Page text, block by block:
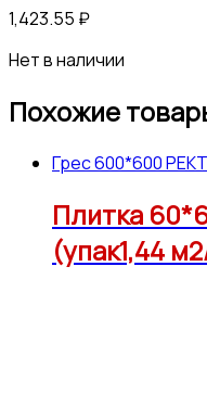
1,423.55 ₽
Нет в наличии
Похожие
Грес 600*600
Плитка
(упак1,44